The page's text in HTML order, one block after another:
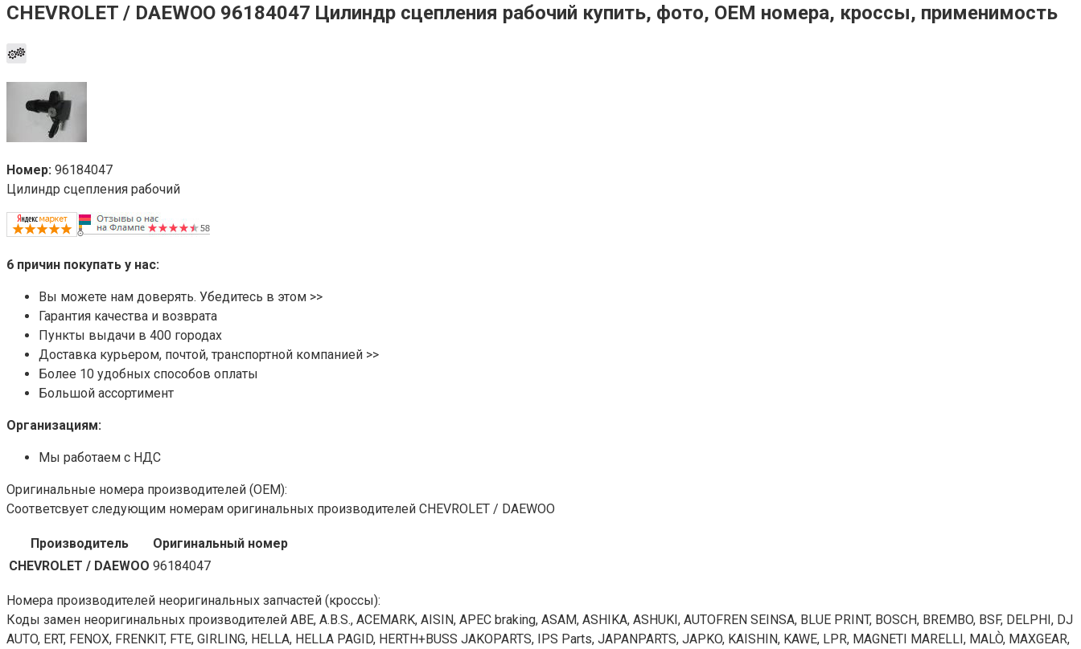
CHEVROLET / DAEWOO 96184047 Цилиндр сцепления рабочий купить, фото, OEM номера, кроссы, применимость
Номер: 96184047
Цилиндр сцепления рабочий
6 причин покупать у нас:
Вы можете нам доверять. Убедитесь в этом >>
Гарантия качества и возврата
Пункты выдачи в 400 городах
Доставка курьером, почтой, транспортной компанией >>
Более 10 удобных способов оплаты
Большой ассортимент
Организациям:
Мы работаем с НДС
Оригинальные номера производителей (OEM):
Соответсвует следующим номерам оригинальных производителей CHEVROLET / DAEWOO
Производитель
Оригинальный номер
CHEVROLET / DAEWOO 96184047
Номера производителей неоригинальных запчастей (кроссы):
Коды замен неоригинальных производителей ABE, A.B.S., ACEMARK, AISIN, APEC braking, ASAM, ASHIKA, ASHUKI, AUTOFREN SEINSA, BLUE PRINT, BOSCH, BREMBO, BSF, DELPHI, DJ
AUTO, ERT, FENOX, FRENKIT, FTE, GIRLING, HELLA, HELLA PAGID, HERTH+BUSS JAKOPARTS, IPS Parts, JAPANPARTS, JAPKO, KAISHIN, KAWE, LPR, MAGNETI MARELLI, MALÒ, MAXGEAR,